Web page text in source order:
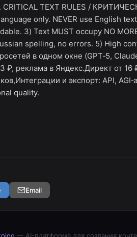
CRITICAL TEXT RULES /
only. NEVER use English
3) Text MUST occupy NO
spelling, no errors. 5) High
в одном окне (GPT‑5,
₽, реклама в Яндекс.Директ от
и экспорт: API,
quality.
Email